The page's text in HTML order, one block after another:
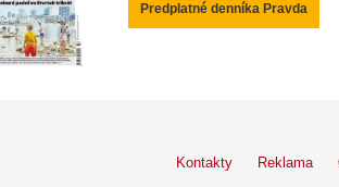
Predplatné denníka Pravda
Kontakty Reklama